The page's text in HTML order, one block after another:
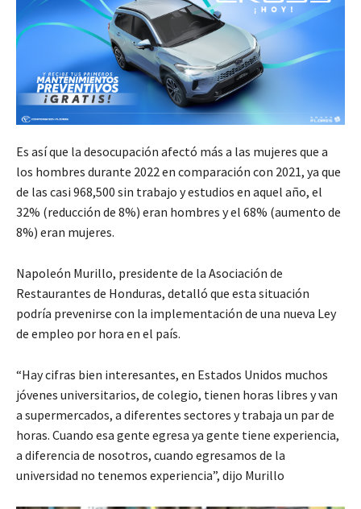
Es así que la desocupación afectó más a las mujeres que a
los hombres durante 2022 en comparación con 2021, ya que
de las casi 968,500 sin trabajo y estudios en aquel año, el
32% (reducción de 8%) eran hombres y el 68% (aumento de
8%) eran mujeres.
Napoleón Murillo, presidente de la Asociación de
Restaurantes de Honduras, detalló que esta situación
podría prevenirse con la implementación de una nueva Ley
de empleo por hora en el país.
“Hay cifras bien interesantes, en Estados Unidos muchos
jóvenes universitarios, de colegio, tienen horas libres y van
a supermercados, a diferentes sectores y trabaja un par de
horas. Cuando esa gente egresa ya gente tiene experiencia,
a diferencia de nosotros, cuando egresamos de la
universidad no tenemos experiencia”, dijo Murillo